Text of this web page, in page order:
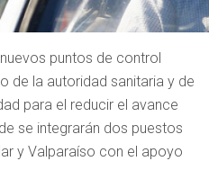
puntos de control
de la autoridad sanitaria y de
para el reducir el avance
se integrarán dos puestos
y Valparaíso con el apoyo